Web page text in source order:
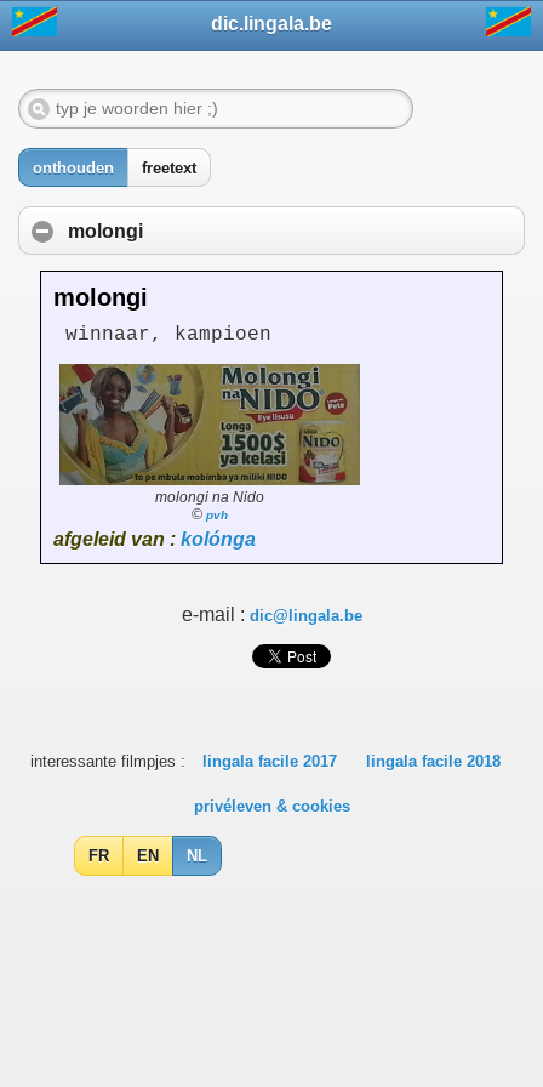
dic.lingala.be
onthouden freetext
molongi
molongi
winnaar, kampioen
molongi na Nido
© pvh
afgeleid van : kolónga
e-mail : dic@lingala.be
interessante filmpjes : lingala facile 2017 lingala facile 2018
privéleven & cookies
FR EN NL